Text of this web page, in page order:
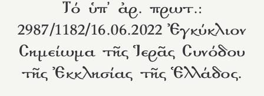
Τό ὑπ’ ἀρ. πρωτ.:
2987/1182/16.06.2022 Ἐγκύκλιον
Σημείωμα τῆς Ἱερᾶς Συνόδου
τῆς Ἐκκλησίας τῆς Ἑλλάδος.